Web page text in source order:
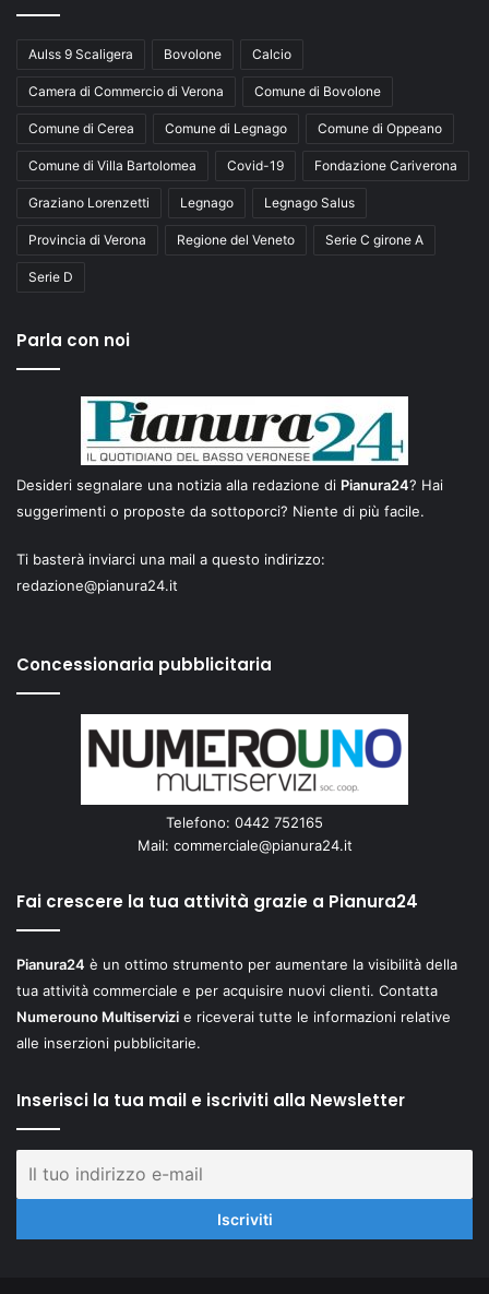
Aulss 9 Scaligera Bovolone Calcio
Camera di Commercio di Verona Comune di Bovolone
Comune di Cerea Comune di Legnago Comune di Oppeano
Comune di Villa Bartolomea Covid-19 Fondazione Cariverona
Graziano Lorenzetti Legnago Legnago Salus
Provincia di Verona Regione del Veneto Serie C girone A
Serie D
Parla con noi
Desideri segnalare una notizia alla redazione di Pianura24? Hai
suggerimenti o proposte da sottoporci? Niente di più facile.
Ti basterà inviarci una mail a questo indirizzo:
redazione@pianura24.it
Concessionaria pubblicitaria
Telefono: 0442 752165
Mail: commerciale@pianura24.it
Fai crescere la tua attività grazie a Pianura24
Pianura24 è un ottimo strumento per aumentare la visibilità della
tua attività commerciale e per acquisire nuovi clienti. Contatta
Numerouno Multiservizi e riceverai tutte le informazioni relative
alle inserzioni pubblicitarie.
Inserisci la tua mail e iscriviti alla Newsletter